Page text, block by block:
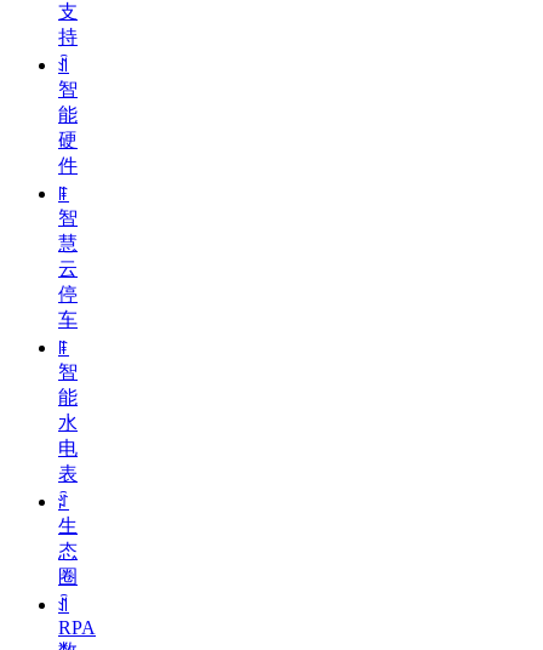
支
持
ꀉ
智
能
硬
件
ꁹ
智
慧
云
停
车
ꁹ
智
能
水
电
表
ꄁ
生
态
圈
ꀉ
RPA